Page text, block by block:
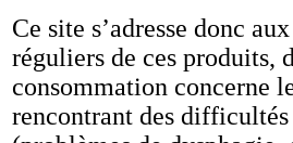
Ce site s’adresse donc
réguliers de ces produits,
consommation concerne
rencontrant des